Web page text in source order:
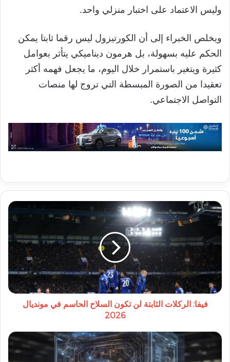
وليس الاعتماد على اختبار منزلي واحد.
ويخلص الخبراء إلى أن الكورتيزول ليس رقما ثابتا يمكن
الحكم عليه بسهولة، بل هرمون ديناميكي يتأثر بعوامل
كثيرة ويتغير باستمرار خلال اليوم، ما يجعل فهمه أكثر
تعقيدا من الصورة المبسطة التي تروج لها منصات
التواصل الاجتماعي.
فيفا:
الركلات
الثابتة
السلاح
الحاسم
مونديال
2026فيفا: الركلات الثابتة لن تكون السلاح الحاسم في مونديال
2026
الحوسبة
الكمّية
تدخل